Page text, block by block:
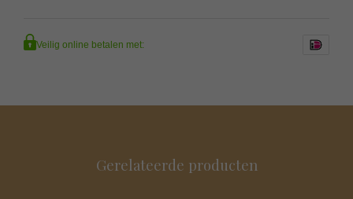
Veilig online betalen met:
Gerelateerde producten